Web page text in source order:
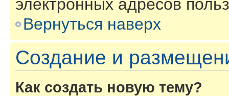
электронных адресов
Вернуться наверх
Создание и
Как создать новую тему?